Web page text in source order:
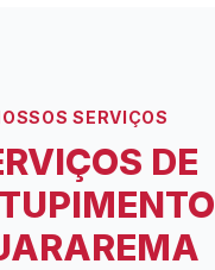
SERVIÇOS
DE